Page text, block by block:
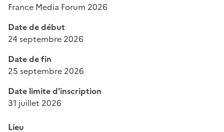
France Media Forum 2026
Date de début
24 septembre 2026
Date de fin
25 septembre 2026
Date limite d'inscription
31 juillet 2026
Lieu